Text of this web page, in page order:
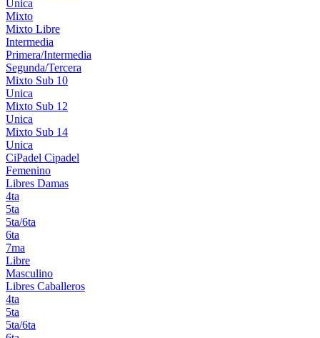
Unica
Mixto
Mixto Libre
Intermedia
Primera/Intermedia
Segunda/Tercera
Mixto Sub 10
Unica
Mixto Sub 12
Unica
Mixto Sub 14
Unica
CiPadel Cipadel
Femenino
Libres Damas
4ta
5ta
5ta/6ta
6ta
7ma
Libre
Masculino
Libres Caballeros
4ta
5ta
5ta/6ta